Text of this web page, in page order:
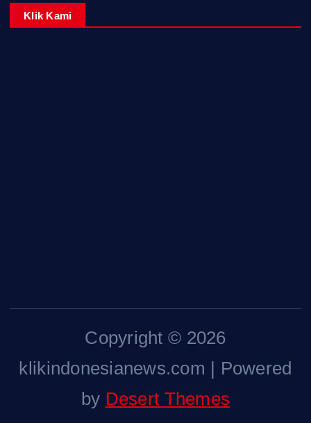
Klik Kami
Copyright © 2026
klikindonesianews.com | Powered
by Desert Themes